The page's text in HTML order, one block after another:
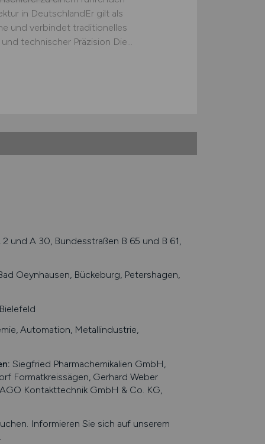
in DeutschlandEr gilt als
und verbindet traditionelles
technischer Präzision Die...
und A 30, Bundesstraßen B 65 und B 61,
Oeynhausen, Bückeburg, Petershagen,
Automation, Metallindustrie,
: Siegfried Pharmachemikalien GmbH,
Formatkreissägen, Gerhard Weber
Kontakttechnik GmbH & Co. KG,
Informieren Sie sich auf unserem
.